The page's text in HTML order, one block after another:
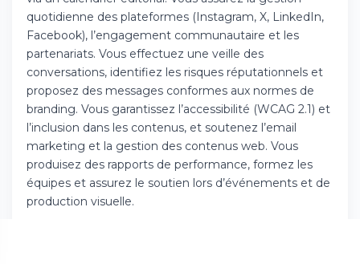
quotidienne des plateformes (Instagram, X, LinkedIn,
Facebook), l’engagement communautaire et les
partenariats. Vous effectuez une veille des
conversations, identifiez les risques réputationnels et
proposez des messages conformes aux normes de
branding. Vous garantissez l’accessibilité (WCAG 2.1) et
l’inclusion dans les contenus, et soutenez l’email
marketing et la gestion des contenus web. Vous
produisez des rapports de performance, formez les
équipes et assurez le soutien lors d’événements et de
production visuelle.
Se connecter sur le web
Accédez à votre compte depuis votre
navigateur